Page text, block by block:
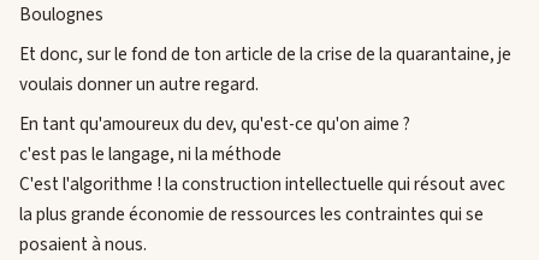
Boulognes
Et donc, sur le fond de ton article de la crise de la quarantaine, je
voulais donner un autre regard.
En tant qu'amoureux du dev, qu'est-ce qu'on aime ?
c'est pas le langage, ni la méthode
C'est l'algorithme ! la construction intellectuelle qui résout avec
la plus grande économie de ressources les contraintes qui se
posaient à nous.